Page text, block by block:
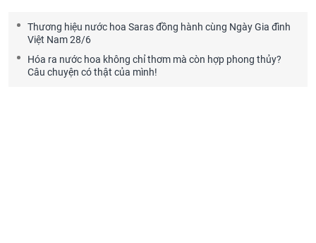
Thương hiệu nước hoa Saras đồng hành cùng Ngày Gia đình
Việt Nam 28/6
Hóa ra nước hoa không chỉ thơm mà còn hợp phong thủy?
Câu chuyện có thật của mình!